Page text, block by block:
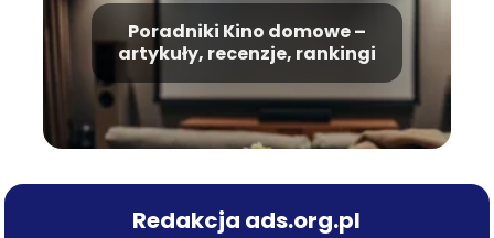
Poradniki Kino domowe –
artykuły, recenzje, rankingi
Redakcja ads.org.pl